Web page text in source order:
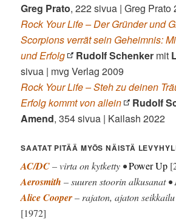
Greg Prato, 222 sivua | Greg Prato
Rock Your Life – Der Gründer und
Scorpions verrät sein Geheimnis:
und Erfolg
Rudolf Schenker mit
sivua | mvg Verlag 2009
Rock Your Life – Steh zu deinen
Erfolg kommt von allein
Rudolf
Amend, 354 sivua | Kailash 2022
SAATAT PITÄÄ MYÖS NÄISTÄ
AC/DC– virta on kytketty •Power Up
Aerosmith – suuren stoorin alkusanat •
Alice Cooper– rajaton, ajaton
[1972]